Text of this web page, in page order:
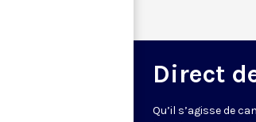
Direct
Qu’il s’agisse de